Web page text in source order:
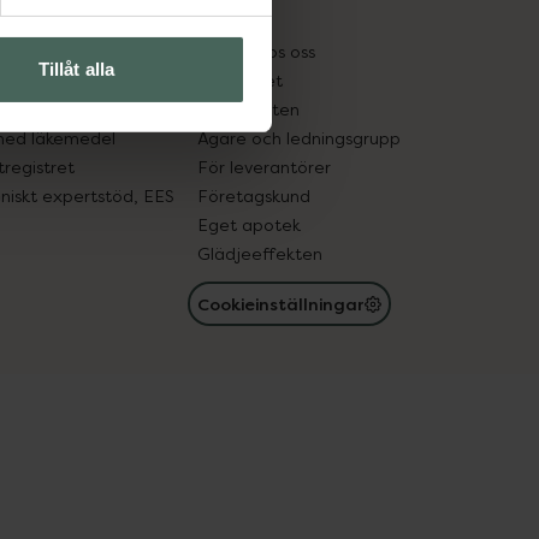
Tillåt alla
in gammal medicin
läkemedel
expertstöd, EES
Pressrum
Jobba hos oss
Hållbarhet
Samarbeten
Ägare och ledningsgrupp
För leverantörer
Företagskund
Eget apotek
Glädjeeffekten
Cookieinställningar